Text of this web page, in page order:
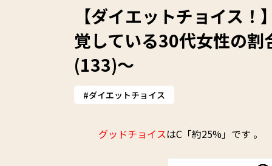
【ダイエットチョイス
覚している30代女性の
(133)～
ダイエットチョイス
グッドチョイスはC「約25%」です 。